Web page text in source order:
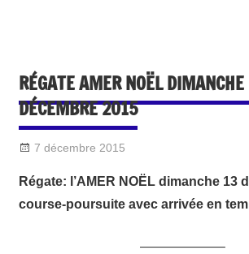
RÉGATE AMER NOËL
DÉCEMBRE 2015
7 décembre 2015
Régate: l’AMER NOËL dimanche 13
course-poursuite avec arrivée en
——————–